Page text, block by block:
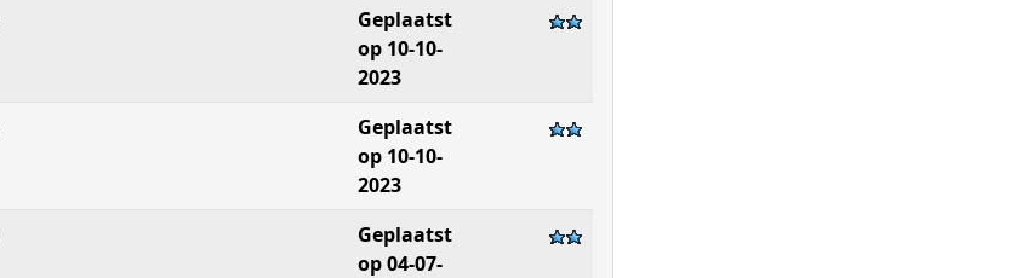
Geplaatst
op 10-10-
2023
Geplaatst
op 10-10-
2023
Geplaatst
op 04-07-